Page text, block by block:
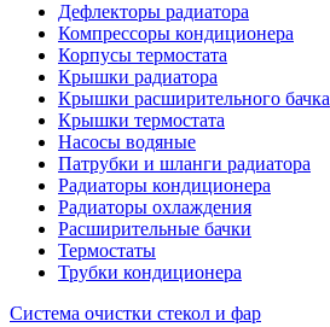
Дефлекторы радиатора
Компрессоры кондиционера
Корпусы термостата
Крышки радиатора
Крышки расширительного бачка
Крышки термостата
Насосы водяные
Патрубки и шланги радиатора
Радиаторы кондиционера
Радиаторы охлаждения
Расширительные бачки
Термостаты
Трубки кондиционера
Система очистки стекол и фар